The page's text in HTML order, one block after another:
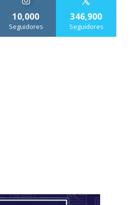
10,000
Seguidores
346,900
Seguidores